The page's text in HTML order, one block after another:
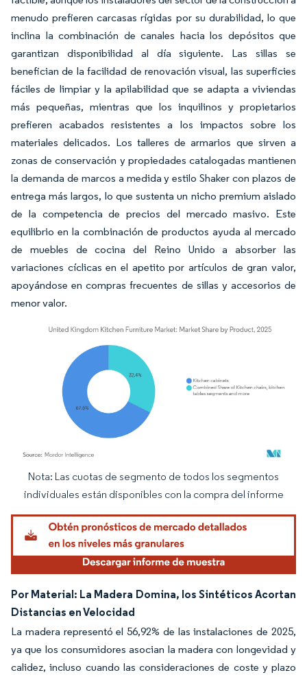
menudo prefieren carcasas rígidas por su durabilidad, lo que
inclina la combinación de canales hacia los depósitos que
garantizan disponibilidad al día siguiente. Las sillas se
benefician de la facilidad de renovación visual, las superficies
fáciles de limpiar y la apilabilidad que se adapta a viviendas
más pequeñas, mientras que los inquilinos y propietarios
prefieren acabados resistentes a los impactos sobre los
materiales delicados. Los talleres de armarios que sirven a
zonas de conservación y propiedades catalogadas mantienen
la demanda de marcos a medida y estilo Shaker con plazos de
entrega más largos, lo que sustenta un nicho premium aislado
de la competencia de precios del mercado masivo. Este
equilibrio en la combinación de productos ayuda al mercado
de muebles de cocina del Reino Unido a absorber las
variaciones cíclicas en el apetito por artículos de gran valor,
apoyándose en compras frecuentes de sillas y accesorios de
menor valor.
Imagen © Mordor Intelligence. El uso requiere atribución según CC BY 4.0.
Nota: Las cuotas de segmento de todos los segmentos
individuales están disponibles con la compra del informe
Por Material: La Madera Domina, los Sintéticos Acortan
Distancias en Velocidad
La madera representó el 56,92% de las instalaciones de 2025,
ya que los consumidores asocian la madera con longevidad y
calidez, incluso cuando las consideraciones de coste y plazo